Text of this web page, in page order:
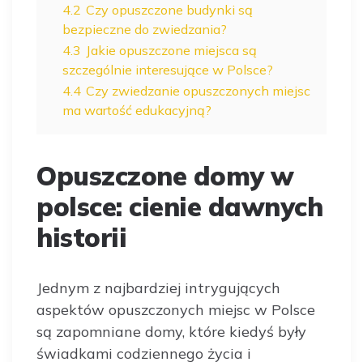
4.2 Czy opuszczone budynki są
bezpieczne do zwiedzania?
4.3 Jakie opuszczone miejsca są
szczególnie interesujące w Polsce?
4.4 Czy zwiedzanie opuszczonych miejsc
ma wartość edukacyjną?
Opuszczone domy w
polsce: cienie dawnych
historii
Jednym z najbardziej intrygujących
aspektów opuszczonych miejsc w Polsce
są zapomniane domy, które kiedyś były
świadkami codziennego życia i